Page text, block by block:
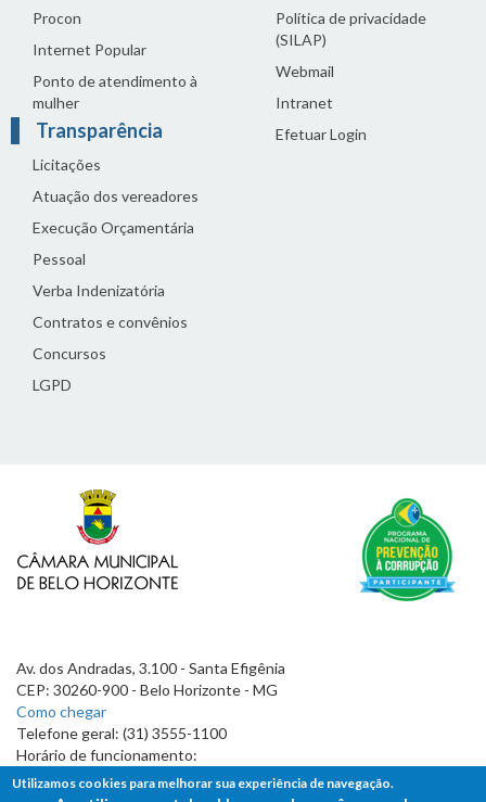
Procon
Internet Popular
Ponto de atendimento à
mulher
Transparência
Licitações
Atuação dos vereadores
Execução Orçamentária
Pessoal
Verba Indenizatória
Contratos e convênios
Concursos
LGPD
Política de privacidade
(SILAP)
Webmail
Intranet
Efetuar Login
Av. dos Andradas, 3.100 - Santa Efigênia
CEP: 30260-900 - Belo Horizonte - MG
Como chegar
Telefone geral: (31) 3555-1100
Horário de funcionamento:
7h às 19h
Utilizamos cookies para melhorar sua experiência de navegação.